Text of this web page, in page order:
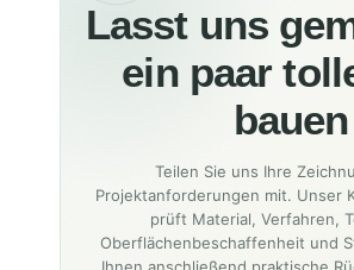
Lasst uns
ein paar
bauen
Teilen Sie uns Ihre
Projektanforderungen mit. Unser
prüft Material, Verfahren,
Oberflächenbeschaffenheit und